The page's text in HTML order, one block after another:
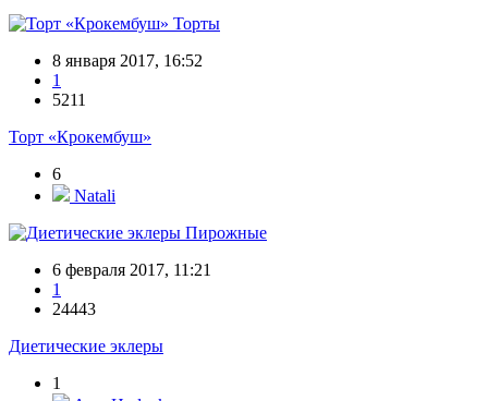
Торты
8 января 2017, 16:52
1
5211
Торт «Крокембуш»
6
Natali
Пирожные
6 февраля 2017, 11:21
1
24443
Диетические эклеры
1